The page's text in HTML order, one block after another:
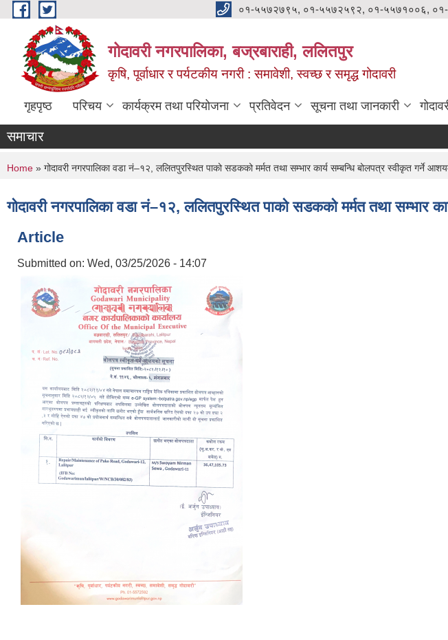
Skip to main content ०१-५५७२७९५, ०१-५५७२५९२, ०१-५५७१००६,
गोदावरी नगरपालिका, बज्रबाराही, ललितपुर
कृषि, पूर्वाधार र पर्यटकीय नगरी : समावेशी, स्वच्छ र समृद्ध गोदावरी
गृहपृष्ठ परिचय कार्यक्रम तथा परियोजना प्रतिवेदन सूचना तथा जानकारी
समाचार
You are here
Home » गोदावरी नगरपालिका वडा नं–१२, ललितपुरस्थित पाको सडकको मर्मत तथा सम्भार कार्य सम्बन्धि बोलपत्र स्वीकृत गर्ने
गोदावरी नगरपालिका वडा नं–१२, ललितपुरस्थित पाको सडकको मर्मत तथा सम्भार
Article
Submitted on: Wed, 03/25/2026 - 14:07